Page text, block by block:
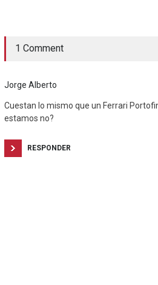
1 Comment
Jorge Alberto
Cuestan lo mismo que un Ferrari
estamos no?
RESPONDER